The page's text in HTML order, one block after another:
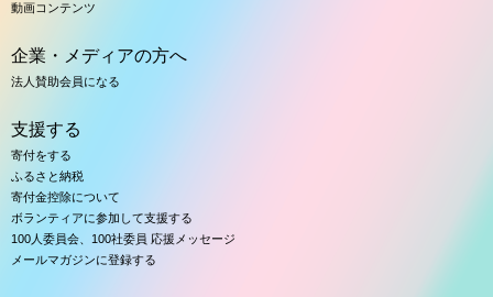
動画コンテンツ
企業・メディアの方へ
法人賛助会員になる
支援する
寄付をする
ふるさと納税
寄付金控除について
ボランティアに参加して支援する
100人委員会、100社委員 応援メッセージ
メールマガジンに登録する